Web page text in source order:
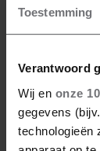
Toestemming
Verantwoord
Wij en onze
gegevens
technologieën
19